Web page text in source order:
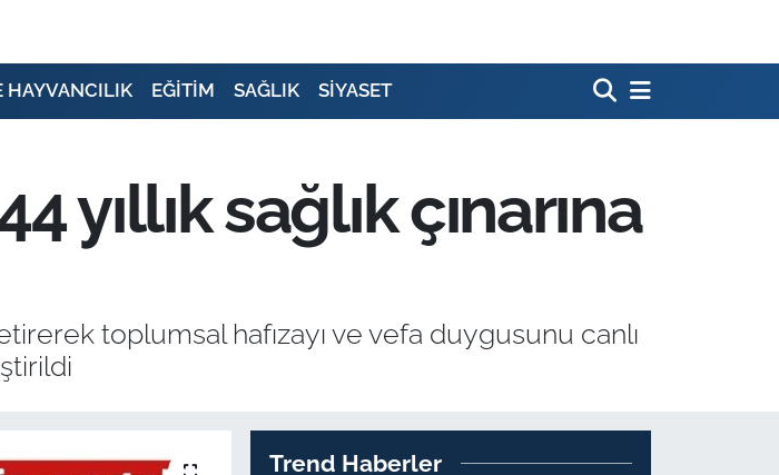
HAYVANCILIK EĞİTİM SAĞLIK SİYASET
yıllık sağlık çınarına
toplumsal hafızayı ve vefa duygusunu canlı
Trend Haberler